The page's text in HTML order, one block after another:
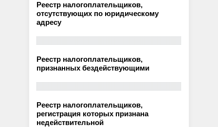
Реестр налогоплательщиков,
отсутствующих по юридическому
адресу
Реестр налогоплательщиков,
признанных бездействующими
Реестр налогоплательщиков,
регистрация которых признана
недействительной